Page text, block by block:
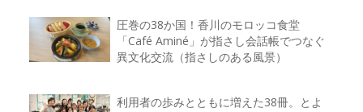
圧巻の38か国！香川のモロッコ食堂
「Café Aminé」が指さし会話帳でつなぐ
異文化交流（指さしのある風景）
利用者の歩みとともに増えた38冊。とよ